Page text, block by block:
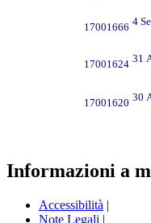
17001666 4
17001624 31
17001620 30
Informazioni a
Accessibilità |
Note Legali |